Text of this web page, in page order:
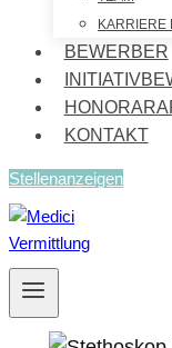
KARRIERE
BEWERBER
KONTAKT
Stellenanzeigen